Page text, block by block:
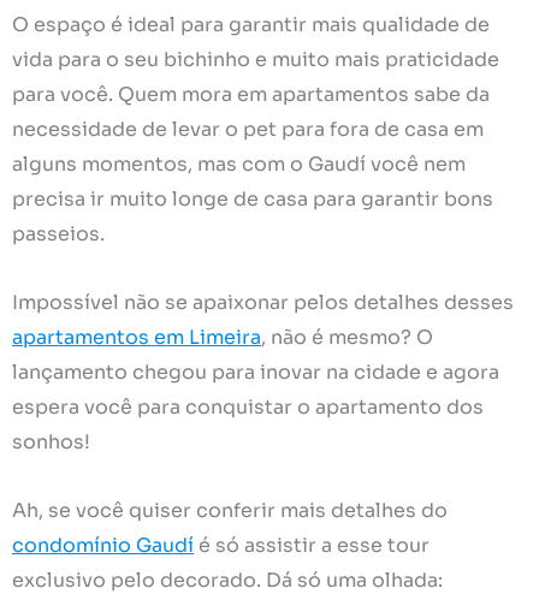
O espaço é ideal para garantir mais qualidade de
vida para o seu bichinho e muito mais praticidade
para você. Quem mora em apartamentos sabe da
necessidade de levar o pet para fora de casa em
alguns momentos, mas com o Gaudí você nem
precisa ir muito longe de casa para garantir bons
passeios.
Impossível não se apaixonar pelos detalhes desses
apartamentos em Limeira, não é mesmo? O
lançamento chegou para inovar na cidade e agora
espera você para conquistar o apartamento dos
sonhos!
Ah, se você quiser conferir mais detalhes do
condomínio Gaudí é só assistir a esse tour
exclusivo pelo decorado. Dá só uma olhada: